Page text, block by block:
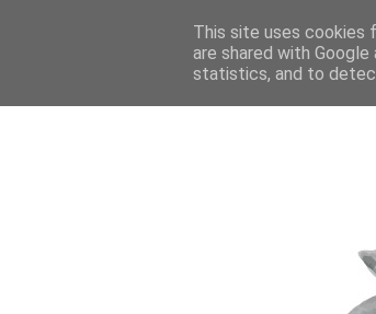
TERMÉKTESZTEK
This site uses cookies
are shared with
statistics, and to